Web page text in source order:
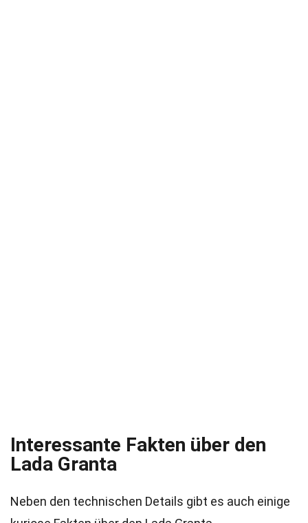
Interessante Fakten über den
Lada Granta
Neben den technischen Details gibt es auch einige